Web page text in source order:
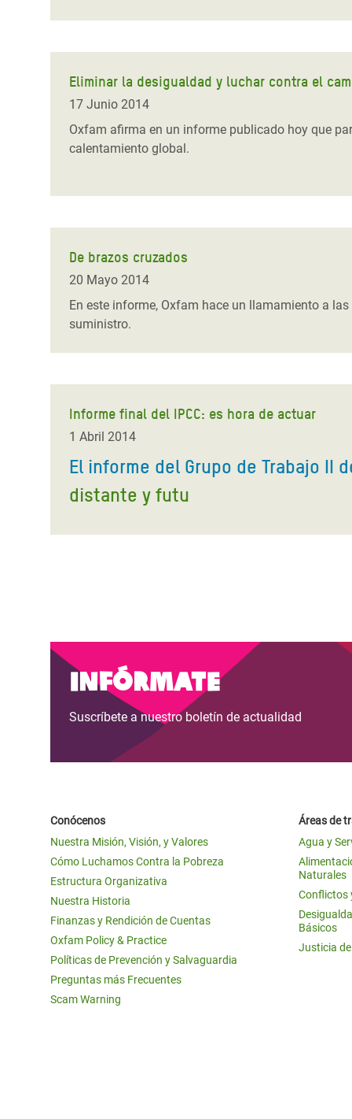
Eliminar la desigualdad y luchar contra el
17 Junio 2014
Oxfam afirma en un informe publicado hoy que
calentamiento global.
De brazos cruzados
20 Mayo 2014
En este informe, Oxfam hace un llamamiento a
suministro.
Informe final del IPCC: es hora de actuar
1 Abril 2014
El informe del Grupo de Trabajo II
distante y futu
Infórmate
Suscríbete a nuestro boletín de actualidad
Conócenos
Nuestra Misión, Visión, y Valores
Cómo Luchamos Contra la Pobreza
Estructura Organizativa
Nuestra Historia
Finanzas y Rendición de Cuentas
Oxfam Policy & Practice
Políticas de Prevención y Salvaguardia
Preguntas más Frecuentes
Scam Warning
Áreas de
Agua y
Naturales
Conflictos
Básicos
Justicia de